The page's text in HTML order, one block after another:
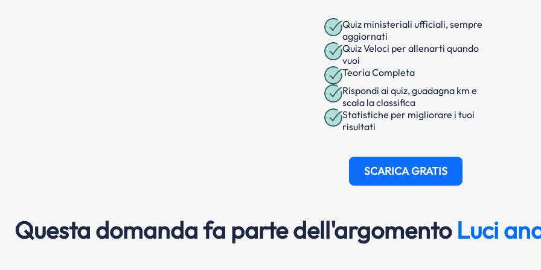
Quiz ministeriali ufficiali, sempre
aggiornati
Quiz Veloci per allenarti quando
vuoi
Teoria Completa
Rispondi ai quiz, guadagna km e
scala la classifica
Statistiche per migliorare i tuoi
risultati
SCARICA GRATIS
Questa domanda fa parte dell'argomento Luci